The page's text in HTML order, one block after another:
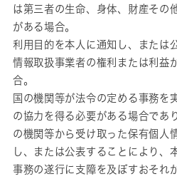
は第三者の生命、身体、財産その
がある場合。
利用目的を本人に通知し、または
情報取扱事業者の権利または利益
合。
国の機関等が法令の定める事務を
の協力を得る必要がある場合であ
の機関等から受け取った保有個人
し、または公表することにより、
事務の遂行に支障を及ぼすおそれ